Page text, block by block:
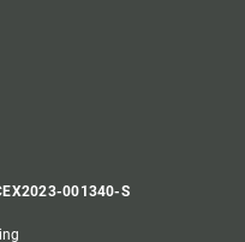
001340-S